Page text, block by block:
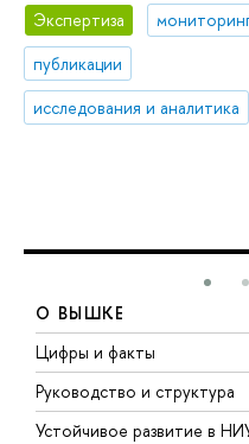
Экспертиза
публикации
исследования и аналитика
О ВЫШКЕ
Цифры и факты
Руководство и структура
Устойчивое развитие в